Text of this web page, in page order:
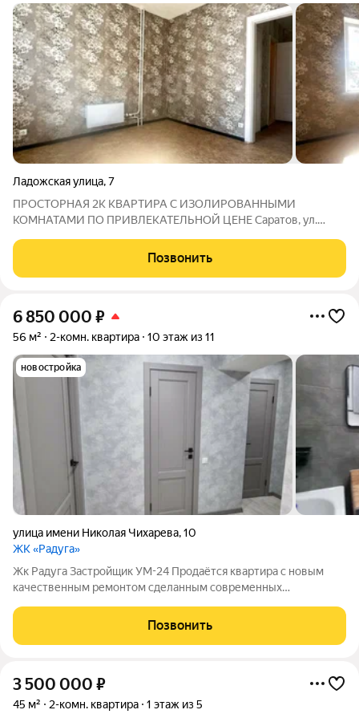
Ладожская улица,7
ПРОСТОРНАЯ 2К КВАРТИРА С ИЗОЛИРОВАННЫМИ
КОМНАТАМИ ПО ПРИВЛЕКАТЕЛЬНОЙ ЦЕНЕ Саратов, ул.
расположенную на 1 этаже 10-ти этажного панельного дома
Позвонить
6 850 000 ₽
56 м² 2-комн. квартира 10 этаж из 11
новостройка
улица имени Николая Чихарева,10
ЖК «Радуга»
Жк Радуга Застройщик УМ-24 Продаётся квартира с новым
качественным ремонтом сделанным современных
не угловая, санузел раздельный в керамограните.
Качественные межкомнатные двери.
Позвонить
3 500 000 ₽
45 м² 2-комн. квартира 1 этаж из 5